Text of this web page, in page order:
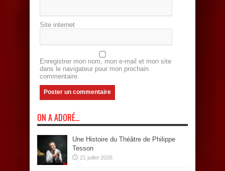
Site internet
Enregistrer mon nom, mon e-mail et mon site
dans le navigateur pour mon prochain
commentaire.
ON A ADORÉ…
Une Histoire du Théâtre de Philippe
Tesson
21 juillet 2026